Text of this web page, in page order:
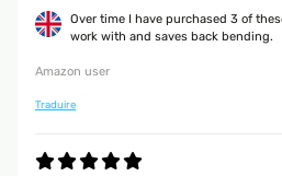
Over time I have purchased 3 of
work with and saves back bending.
Amazon user
Traduire